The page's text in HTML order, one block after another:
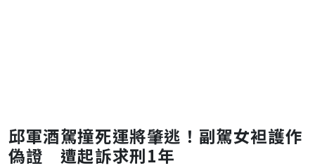
邱軍酒駕撞死運將肇逃！副駕女袒護作
偽證 遭起訴求刑1年